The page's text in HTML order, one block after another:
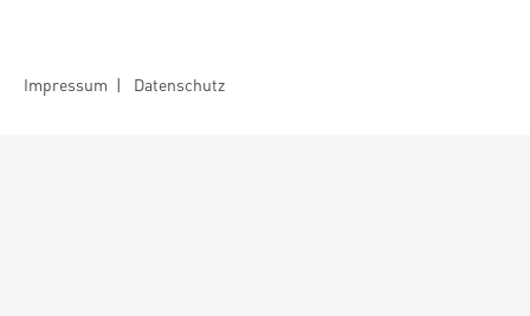
Impressum | Datenschutz